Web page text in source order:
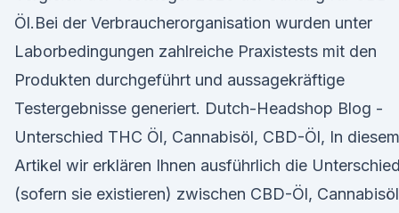
Öl.Bei der Verbraucherorganisation wurden unter
Laborbedingungen zahlreiche Praxistests mit den
Produkten durchgeführt und aussagekräftige
Testergebnisse generiert. Dutch-Headshop Blog -
Unterschied THC Öl, Cannabisöl, CBD-Öl, In diesem
Artikel wir erklären Ihnen ausführlich die
(sofern sie existieren) zwischen CBD-Öl,